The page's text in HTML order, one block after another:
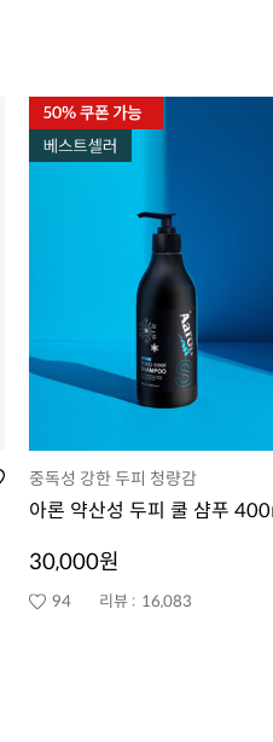
중독성 강한 두피 청량감
아론 약산성 두피 쿨 샴푸
30,000원
94 리뷰 : 16,083